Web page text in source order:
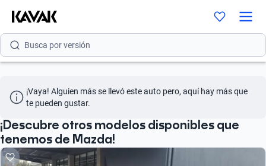
Busca por modelo
Busca por versión
Busca por marca
Busca por modelo
Busca por versión
¡Vaya! Alguien más se llevó este auto pero, aquí hay más que
te pueden gustar.
¡Descubre otros modelos disponibles que
tenemos de Mazda!